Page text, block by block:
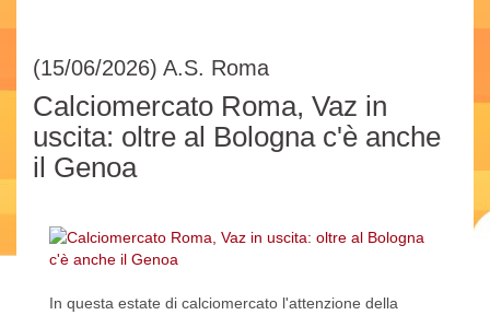
(15/06/2026) A.S. Roma
Calciomercato Roma, Vaz in
uscita: oltre al Bologna c'è anche
il Genoa
In questa estate di calciomercato l'attenzione della